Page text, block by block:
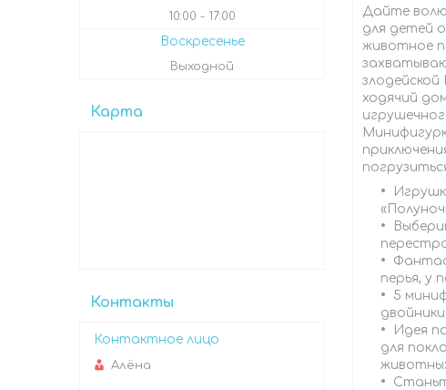
Дайте волю
для детей
животное
ходячий
перья, у
5
Идея
для
10:00 17:00
Воскресенье
Выходной
Карта
Контакты
Алёна